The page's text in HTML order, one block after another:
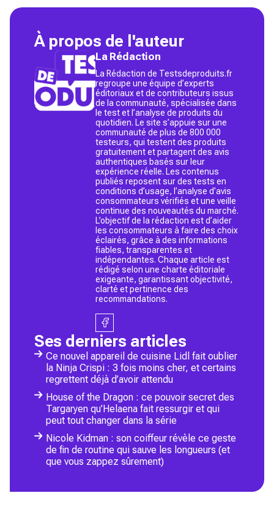
À propos de l'auteur
La Rédaction
La Rédaction de Testsdeproduits.fr
regroupe une équipe d’experts
éditoriaux et de contributeurs issus
de la communauté, spécialisée dans
le test et l’analyse de produits du
quotidien. Le site s’appuie sur une
communauté de plus de 800 000
testeurs, qui testent des produits
gratuitement et partagent des avis
authentiques basés sur leur
expérience réelle. Les contenus
publiés reposent sur des tests en
conditions d’usage, l’analyse d’avis
consommateurs vérifiés et une veille
continue des nouveautés du marché.
L’objectif de la rédaction est d’aider
les consommateurs à faire des choix
éclairés, grâce à des informations
fiables, transparentes et
indépendantes. Chaque article est
rédigé selon une charte éditoriale
exigeante, garantissant objectivité,
clarté et pertinence des
recommandations.
Ses derniers articles
Ce nouvel appareil de cuisine Lidl fait oublier
la Ninja Crispi : 3 fois moins cher, et certains
regrettent déjà d’avoir attendu
House of the Dragon : ce pouvoir secret des
Targaryen qu’Helaena fait ressurgir et qui
peut tout changer dans la série
Nicole Kidman : son coiffeur révèle ce geste
de fin de routine qui sauve les longueurs (et
que vous zappez sûrement)